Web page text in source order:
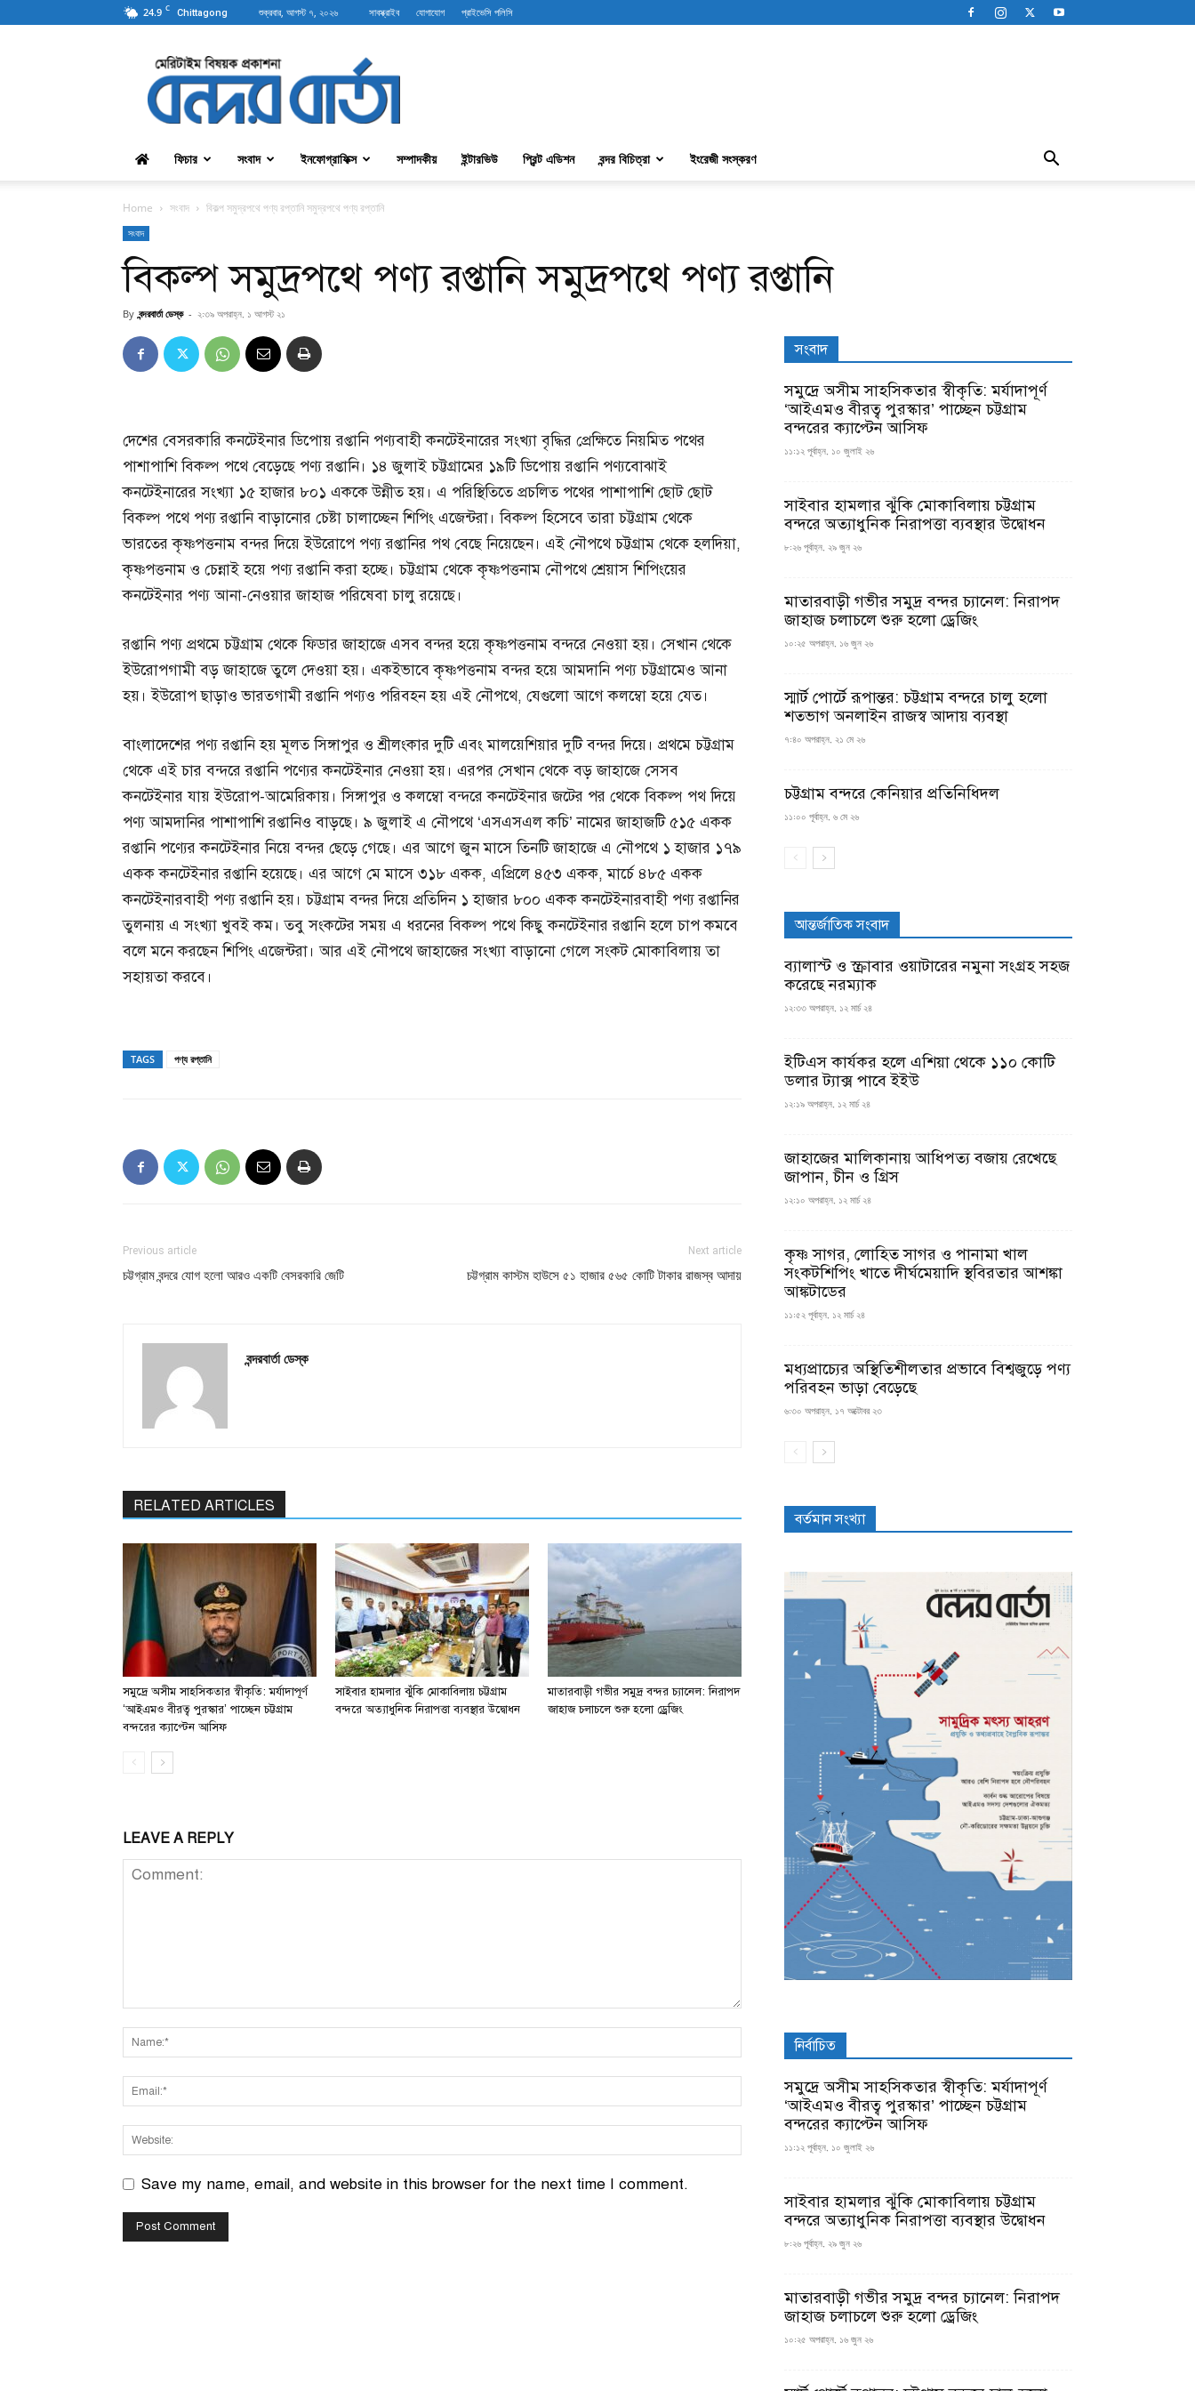
24.9 C Chittagong শুক্রবার, আগস্ট ৭, ২০২৬ সাবস্ক্রাইব যোগাযোগ প্রাইভেসি পলিসি
বন্দরবার্তা
ফিচার সংবাদ ইনফোগ্রাফিক্স সম্পাদকীয় ইন্টারভিউ প্রিন্ট এডিশন বন্দর বিচিত্রা ইংরেজী সংস্করণ
Home সংবাদ বিকল্প সমুদ্রপথে পণ্য রপ্তানি সমুদ্রপথে পণ্য রপ্তানি
সংবাদ
বিকল্প সমুদ্রপথে পণ্য রপ্তানি সমুদ্রপথে পণ্য রপ্তানি
By বন্দরবার্তা ডেস্ক - ২:৩৯ অপরাহ্ন, ১ আগস্ট ২১
দেশের বেসরকারি কনটেইনার ডিপোয় রপ্তানি পণ্যবাহী কনটেইনারের সংখ্যা বৃদ্ধির প্রেক্ষিতে নিয়মিত পথের
পাশাপাশি বিকল্প পথে বেড়েছে পণ্য রপ্তানি। ১৪ জুলাই চট্টগ্রামের ১৯টি ডিপোয় রপ্তানি পণ্যবোঝাই
কনটেইনারের সংখ্যা ১৫ হাজার ৮০১ এককে উন্নীত হয়। এ পরিস্থিতিতে প্রচলিত পথের পাশাপাশি ছোট ছোট
বিকল্প পথে পণ্য রপ্তানি বাড়ানোর চেষ্টা চালাচ্ছেন শিপিং এজেন্টরা। বিকল্প হিসেবে তারা চট্টগ্রাম থেকে
ভারতের কৃষ্ণপত্তনাম বন্দর দিয়ে ইউরোপে পণ্য রপ্তানির পথ বেছে নিয়েছেন। এই নৌপথে চট্টগ্রাম থেকে হলদিয়া,
কৃষ্ণপত্তনাম ও চেন্নাই হয়ে পণ্য রপ্তানি করা হচ্ছে। চট্টগ্রাম থেকে কৃষ্ণপত্তনাম নৌপথে শ্রেয়াস শিপিংয়ের
কনটেইনার পণ্য আনা-নেওয়ার জাহাজ পরিষেবা চালু রয়েছে।
রপ্তানি পণ্য প্রথমে চট্টগ্রাম থেকে ফিডার জাহাজে এসব বন্দর হয়ে কৃষ্ণপত্তনাম বন্দরে নেওয়া হয়। সেখান থেকে
ইউরোপগামী বড় জাহাজে তুলে দেওয়া হয়। একইভাবে কৃষ্ণপত্তনাম বন্দর হয়ে আমদানি পণ্য চট্টগ্রামেও আনা
হয়। ইউরোপ ছাড়াও ভারতগামী রপ্তানি পণ্যও পরিবহন হয় এই নৌপথে, যেগুলো আগে কলম্বো হয়ে যেত।
বাংলাদেশের পণ্য রপ্তানি হয় মূলত সিঙ্গাপুর ও শ্রীলংকার দুটি এবং মালয়েশিয়ার দুটি বন্দর দিয়ে। প্রথমে চট্টগ্রাম
থেকে এই চার বন্দরে রপ্তানি পণ্যের কনটেইনার নেওয়া হয়। এরপর সেখান থেকে বড় জাহাজে সেসব
কনটেইনার যায় ইউরোপ-আমেরিকায়। সিঙ্গাপুর ও কলম্বো বন্দরে কনটেইনার জটের পর থেকে বিকল্প পথ দিয়ে
পণ্য আমদানির পাশাপাশি রপ্তানিও বাড়ছে। ৯ জুলাই এ নৌপথে ‘এসএসএল কচি’ নামের জাহাজটি ৫১৫ একক
রপ্তানি পণ্যের কনটেইনার নিয়ে বন্দর ছেড়ে গেছে। এর আগে জুন মাসে তিনটি জাহাজে এ নৌপথে ১ হাজার ১৭৯
একক কনটেইনার রপ্তানি হয়েছে। এর আগে মে মাসে ৩১৮ একক, এপ্রিলে ৪৫৩ একক, মার্চে ৪৮৫ একক
কনটেইনারবাহী পণ্য রপ্তানি হয়। চট্টগ্রাম বন্দর দিয়ে প্রতিদিন ১ হাজার ৮০০ একক কনটেইনারবাহী পণ্য রপ্তানির
তুলনায় এ সংখ্যা খুবই কম। তবু সংকটের সময় এ ধরনের বিকল্প পথে কিছু কনটেইনার রপ্তানি হলে চাপ কমবে
বলে মনে করছেন শিপিং এজেন্টরা। আর এই নৌপথে জাহাজের সংখ্যা বাড়ানো গেলে সংকট মোকাবিলায় তা
সহায়তা করবে।
TAGS পণ্য রপ্তানি
Previous article
চট্টগ্রাম বন্দরে যোগ হলো আরও একটি বেসরকারি জেটি
Next article
চট্টগ্রাম কাস্টম হাউসে ৫১ হাজার ৫৬৫ কোটি টাকার রাজস্ব আদায়
বন্দরবার্তা ডেস্ক
RELATED ARTICLES
সমুদ্রে অসীম সাহসিকতার স্বীকৃতি: মর্যাদাপূর্ণ
‘আইএমও বীরত্ব পুরস্কার’ পাচ্ছেন চট্টগ্রাম
বন্দরের ক্যাপ্টেন আসিফ
সাইবার হামলার ঝুঁকি মোকাবিলায় চট্টগ্রাম
বন্দরে অত্যাধুনিক নিরাপত্তা ব্যবস্থার উদ্বোধন
মাতারবাড়ী গভীর সমুদ্র বন্দর চ্যানেল: নিরাপদ
জাহাজ চলাচলে শুরু হলো ড্রেজিং
LEAVE A REPLY
Save my name, email, and website in this browser for the next time I comment.
সংবাদ
সমুদ্রে অসীম সাহসিকতার স্বীকৃতি: মর্যাদাপূর্ণ
‘আইএমও বীরত্ব পুরস্কার’ পাচ্ছেন চট্টগ্রাম
বন্দরের ক্যাপ্টেন আসিফ
১১:১২ পূর্বাহ্ন, ১০ জুলাই ২৬
সাইবার হামলার ঝুঁকি মোকাবিলায় চট্টগ্রাম
বন্দরে অত্যাধুনিক নিরাপত্তা ব্যবস্থার উদ্বোধন
৮:২৬ পূর্বাহ্ন, ২৯ জুন ২৬
মাতারবাড়ী গভীর সমুদ্র বন্দর চ্যানেল: নিরাপদ
জাহাজ চলাচলে শুরু হলো ড্রেজিং
১০:২৫ অপরাহ্ন, ১৬ জুন ২৬
স্মার্ট পোর্টে রূপান্তর: চট্টগ্রাম বন্দরে চালু হলো
শতভাগ অনলাইন রাজস্ব আদায় ব্যবস্থা
৭:৪০ অপরাহ্ন, ২১ মে ২৬
চট্টগ্রাম বন্দরে কেনিয়ার প্রতিনিধিদল
১১:০০ পূর্বাহ্ন, ৬ মে ২৬
আন্তর্জাতিক সংবাদ
ব্যালাস্ট ও স্ক্রাবার ওয়াটারের নমুনা সংগ্রহ সহজ
করেছে নরম্যাক
১২:৩৩ অপরাহ্ন, ১২ মার্চ ২৪
ইটিএস কার্যকর হলে এশিয়া থেকে ১১০ কোটি
ডলার ট্যাক্স পাবে ইইউ
১২:১৯ অপরাহ্ন, ১২ মার্চ ২৪
জাহাজের মালিকানায় আধিপত্য বজায় রেখেছে
জাপান, চীন ও গ্রিস
১২:১০ অপরাহ্ন, ১২ মার্চ ২৪
কৃষ্ণ সাগর, লোহিত সাগর ও পানামা খাল
সংকটশিপিং খাতে দীর্ঘমেয়াদি স্থবিরতার আশঙ্কা
আঙ্কটাডের
১১:৫২ পূর্বাহ্ন, ১২ মার্চ ২৪
মধ্যপ্রাচ্যের অস্থিতিশীলতার প্রভাবে বিশ্বজুড়ে পণ্য
পরিবহন ভাড়া বেড়েছে
৬:৩০ অপরাহ্ন, ১৭ অক্টোবর ২৩
বর্তমান সংখ্যা
নির্বাচিত
সমুদ্রে অসীম সাহসিকতার স্বীকৃতি: মর্যাদাপূর্ণ
‘আইএমও বীরত্ব পুরস্কার’ পাচ্ছেন চট্টগ্রাম
বন্দরের ক্যাপ্টেন আসিফ
১১:১২ পূর্বাহ্ন, ১০ জুলাই ২৬
সাইবার হামলার ঝুঁকি মোকাবিলায় চট্টগ্রাম
বন্দরে অত্যাধুনিক নিরাপত্তা ব্যবস্থার উদ্বোধন
৮:২৬ পূর্বাহ্ন, ২৯ জুন ২৬
মাতারবাড়ী গভীর সমুদ্র বন্দর চ্যানেল: নিরাপদ
জাহাজ চলাচলে শুরু হলো ড্রেজিং
১০:২৫ অপরাহ্ন, ১৬ জুন ২৬